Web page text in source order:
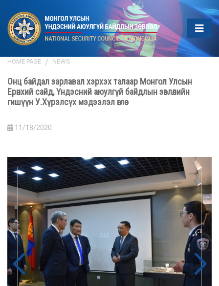
HOME PAGE NEWS
Онц байдал зарлавал хэрхэх талаар Монгол Улсын
Ерөнхий сайд, Үндэсний аюулгүй байдлын зөвлөлийн
гишүүн У.Хүрэлсүх мэдээлэл өглөө
11/18/2020